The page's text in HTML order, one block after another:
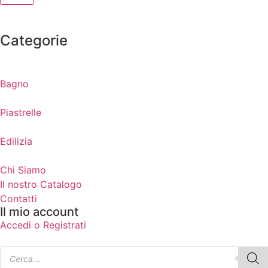
Categorie
Bagno
Piastrelle
Edilizia
Chi Siamo
Il nostro Catalogo
Contatti
Il mio account
Accedi o Registrati